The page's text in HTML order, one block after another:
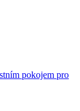
pokojem pro